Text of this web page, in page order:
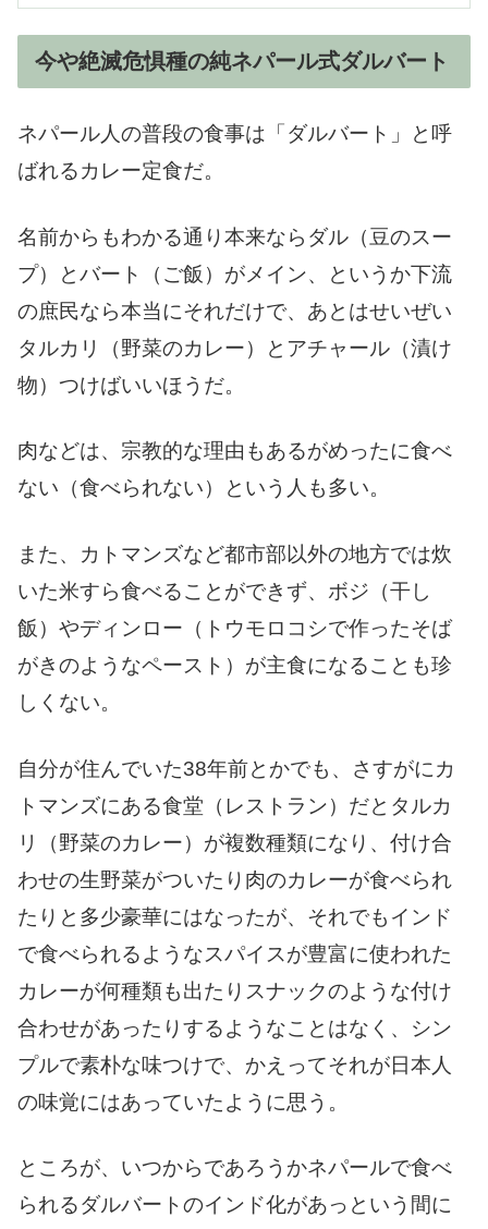
今や絶滅危惧種の純ネパール式ダルバート
ネパール人の普段の食事は「ダルバート」と呼
ばれるカレー定食だ。
名前からもわかる通り本来ならダル（豆のスー
プ）とバート（ご飯）がメイン、というか下流
の庶民なら本当にそれだけで、あとはせいぜい
タルカリ（野菜のカレー）とアチャール（漬け
物）つけばいいほうだ。
肉などは、宗教的な理由もあるがめったに食べ
ない（食べられない）という人も多い。
また、カトマンズなど都市部以外の地方では炊
いた米すら食べることができず、ボジ（干し
飯）やディンロー（トウモロコシで作ったそば
がきのようなペースト）が主食になることも珍
しくない。
自分が住んでいた38年前とかでも、さすがにカ
トマンズにある食堂（レストラン）だとタルカ
リ（野菜のカレー）が複数種類になり、付け合
わせの生野菜がついたり肉のカレーが食べられ
たりと多少豪華にはなったが、それでもインド
で食べられるようなスパイスが豊富に使われた
カレーが何種類も出たりスナックのような付け
合わせがあったりするようなことはなく、シン
プルで素朴な味つけで、かえってそれが日本人
の味覚にはあっていたように思う。
ところが、いつからであろうかネパールで食べ
られるダルバートのインド化があっという間に